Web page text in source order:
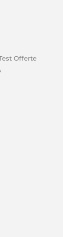
Offerte